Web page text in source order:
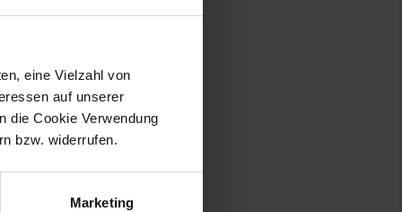
eine Vielzahl von
auf unserer
die Cookie Verwendung
bzw. widerrufen.
Marketing
zugeschnittene
ohne manuellen Aufwand.